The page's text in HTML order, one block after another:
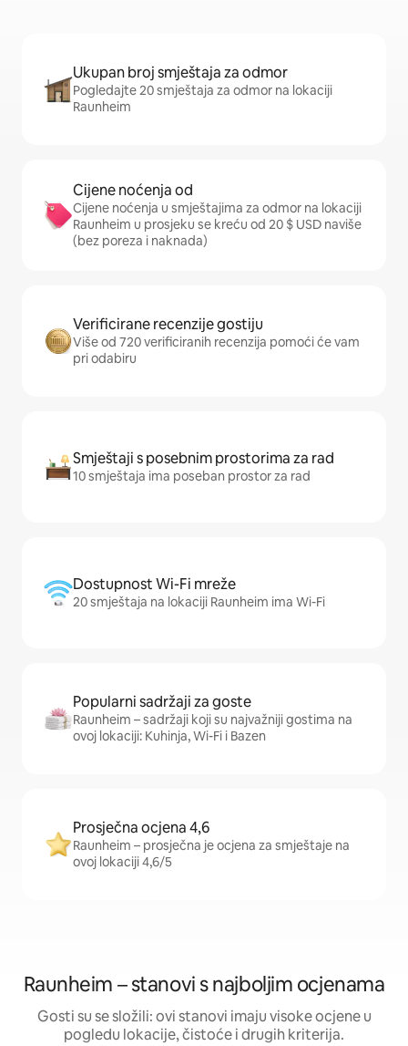
Ukupan broj smještaja za odmor
Pogledajte 20 smještaja za odmor na lokaciji
Raunheim
Cijene noćenja od
Cijene noćenja u smještajima za odmor na lokaciji
Raunheim u prosjeku se kreću od 20 $ USD naviše
(bez poreza i naknada)
Verificirane recenzije gostiju
Više od 720 verificiranih recenzija pomoći će vam
pri odabiru
Smještaji s posebnim prostorima za rad
10 smještaja ima poseban prostor za rad
Dostupnost Wi-Fi mreže
20 smještaja na lokaciji Raunheim ima Wi-Fi
Popularni sadržaji za goste
Raunheim – sadržaji koji su najvažniji gostima na
ovoj lokaciji: Kuhinja, Wi-Fi i Bazen
Prosječna ocjena 4,6
Raunheim – prosječna je ocjena za smještaje na
ovoj lokaciji 4,6/5
Raunheim – stanovi s najboljim ocjenama
Gosti su se složili: ovi stanovi imaju visoke ocjene u
pogledu lokacije, čistoće i drugih kriterija.